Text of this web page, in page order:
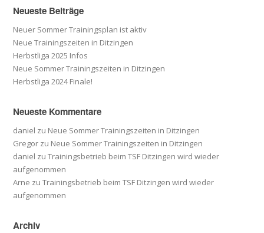
Neueste Beiträge
Neuer Sommer Trainingsplan ist aktiv
Neue Trainingszeiten in Ditzingen
Herbstliga 2025 Infos
Neue Sommer Trainingszeiten in Ditzingen
Herbstliga 2024 Finale!
Neueste Kommentare
daniel zu Neue Sommer Trainingszeiten in Ditzingen
Gregor zu Neue Sommer Trainingszeiten in Ditzingen
daniel zuTrainingsbetrieb beim TSF Ditzingen wird wieder
aufgenommen
Arne zuTrainingsbetrieb beim TSF Ditzingen wird wieder
aufgenommen
Archiv